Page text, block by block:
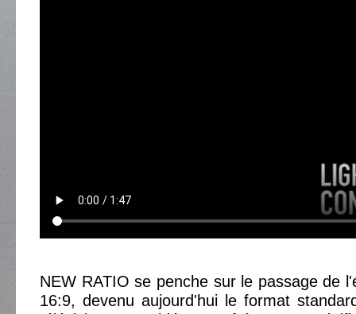
NEW RATIO se penche sur le passage de
16:9, devenu aujourd'hui le format